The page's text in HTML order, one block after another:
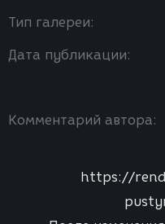
Тип галереи:
Дата публикации:
Комментарий автора:
https://